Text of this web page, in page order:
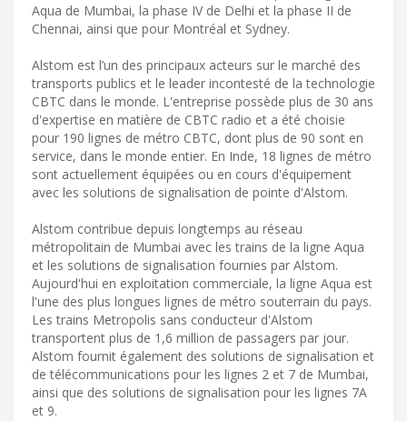
Aqua de Mumbai, la phase IV de Delhi et la phase II de
Chennai, ainsi que pour Montréal et Sydney.
Alstom est l’un des principaux acteurs sur le marché des
transports publics et le leader incontesté de la technologie
CBTC dans le monde. L'entreprise possède plus de 30 ans
d'expertise en matière de CBTC radio et a été choisie
pour 190 lignes de métro CBTC, dont plus de 90 sont en
service, dans le monde entier. En Inde, 18 lignes de métro
sont actuellement équipées ou en cours d'équipement
avec les solutions de signalisation de pointe d'Alstom.
Alstom contribue depuis longtemps au réseau
métropolitain de Mumbai avec les trains de la ligne Aqua
et les solutions de signalisation fournies par Alstom.
Aujourd'hui en exploitation commerciale, la ligne Aqua est
l'une des plus longues lignes de métro souterrain du pays.
Les trains Metropolis sans conducteur d'Alstom
transportent plus de 1,6 million de passagers par jour.
Alstom fournit également des solutions de signalisation et
de télécommunications pour les lignes 2 et 7 de Mumbai,
ainsi que des solutions de signalisation pour les lignes 7A
et 9.